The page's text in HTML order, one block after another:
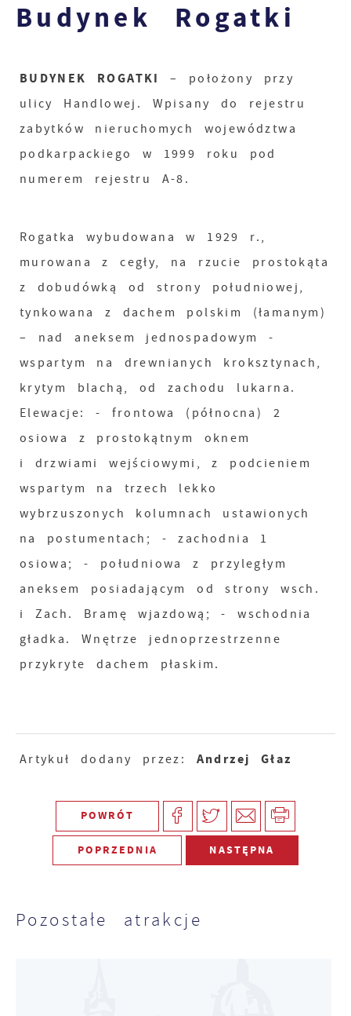
Budynek Rogatki
BUDYNEK ROGATKI
– położony przy
ulicy Handlowej. Wpisany do rejestru
zabytków nieruchomych województwa
podkarpackiego w 1999 roku pod
numerem rejestru A-8.
Rogatka wybudowana w 1929 r.,
murowana z cegły, na rzucie prostokąta
z dobudówką od strony południowej,
tynkowana z dachem polskim (łamanym)
– nad aneksem jednospadowym -
wspartym na drewnianych kroksztynach,
krytym blachą, od zachodu lukarna.
Elewacje: - frontowa (północna) 2
osiowa z prostokątnym oknem
i drzwiami wejściowymi, z podcieniem
wspartym na trzech lekko
wybrzuszonych kolumnach ustawionych
na postumentach; - zachodnia 1
osiowa; - południowa z przyległym
aneksem posiadającym od strony wsch.
i Zach. Bramę wjazdową; - wschodnia
gładka. Wnętrze jednoprzestrzenne
przykryte dachem płaskim.
Artykuł dodany przez: Andrzej Głaz
POWRÓT
POPRZEDNIA NASTĘPNA
Pozostałe atrakcje